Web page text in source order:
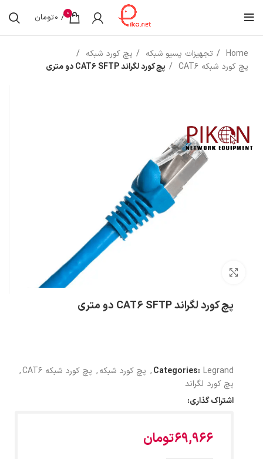
0
/
0تومان
Home تجهیزات پسیو شبکه
پچ کورد شبکه
پچ کورد شبکه CAT6
پچ کورد لگراند CAT6 SFTP دو متری
پچ کورد لگراند CAT6 SFTP دو متری
Categories: Legrand
, پچ کورد شبکه, پچ کورد شبکه CAT6
,
پچ کورد لگراند
اشتراک گذاری:
69,966تومان